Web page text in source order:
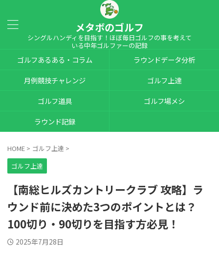
メタボのゴルフ
シングルハンディを目指す！ほぼ毎日ゴルフの事を考えて
いる中年ゴルファーの記録
ゴルフあるある・コラム
ラウンドデータ分析
月例競技チャレンジ
ゴルフ上達
ゴルフ道具
ゴルフ場メシ
ラウンド記録
HOME > ゴルフ上達 >
ゴルフ上達
【南総ヒルズカントリークラブ 攻略】ラ
ウンド前に決めた3つのポイントとは？
100切り・90切りを目指す方必見！
2025年7月28日